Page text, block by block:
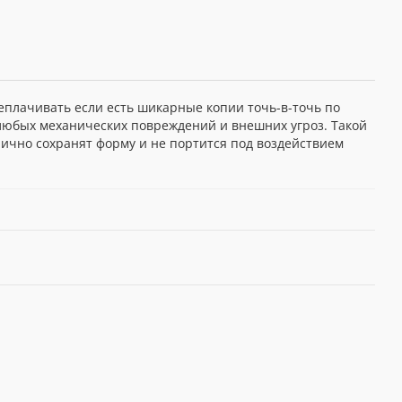
если есть шикарные копии точь-в-точь по
механических повреждений и внешних угроз. Такой
сохранят форму и не портится под воздействием